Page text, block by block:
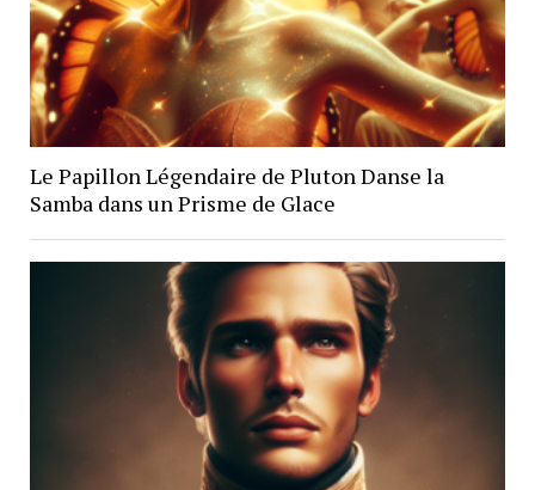
Le Papillon Légendaire de Pluton Danse la
Samba dans un Prisme de Glace